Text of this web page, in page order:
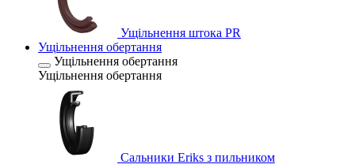
Ущільнення штока PR
Ущільнення обертання
Ущільнення обертання
Ущільнення обертання
Сальники Eriks з пильником